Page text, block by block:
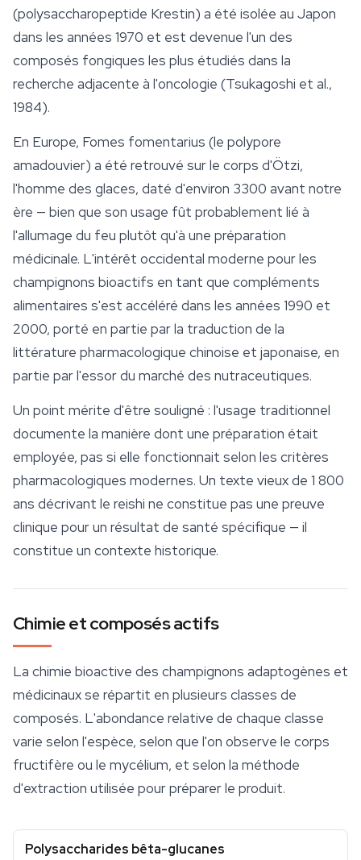
(polysaccharopeptide Krestin) a été isolée au Japon
dans les années 1970 et est devenue l'un des
composés fongiques les plus étudiés dans la
recherche adjacente à l'oncologie (Tsukagoshi et al.,
1984).
En Europe, Fomes fomentarius (le polypore
amadouvier) a été retrouvé sur le corps d'Ötzi,
l'homme des glaces, daté d'environ 3300 avant notre
ère — bien que son usage fût probablement lié à
l'allumage du feu plutôt qu'à une préparation
médicinale. L'intérêt occidental moderne pour les
champignons bioactifs en tant que compléments
alimentaires s'est accéléré dans les années 1990 et
2000, porté en partie par la traduction de la
littérature pharmacologique chinoise et japonaise, en
partie par l'essor du marché des nutraceutiques.
Un point mérite d'être souligné : l'usage traditionnel
documente la manière dont une préparation était
employée, pas si elle fonctionnait selon les critères
pharmacologiques modernes. Un texte vieux de 1 800
ans décrivant le reishi ne constitue pas une preuve
clinique pour un résultat de santé spécifique — il
constitue un contexte historique.
Chimie et composés actifs
La chimie bioactive des champignons adaptogènes et
médicinaux se répartit en plusieurs classes de
composés. L'abondance relative de chaque classe
varie selon l'espèce, selon que l'on observe le corps
fructifère ou le mycélium, et selon la méthode
d'extraction utilisée pour préparer le produit.
Polysaccharides bêta-glucanes